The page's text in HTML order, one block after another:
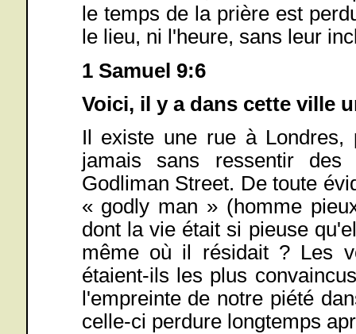
le temps de la prière est
le lieu, ni l'heure, sans leur
1 Samuel 9:6
Voici, il y a dans cette ville
Il existe une rue à
jamais sans ressentir
Godliman Street. De toute
« godly man » (homme
dont la vie était si pieuse
même où il résidait ? Les
étaient-ils les plus
l'empreinte de notre piété
celle-ci perdure longtemps